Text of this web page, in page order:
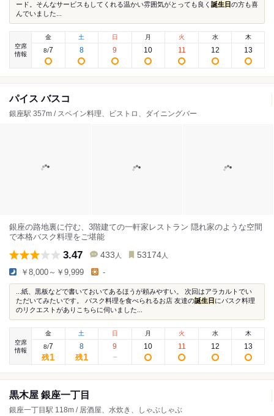
ード。そんなサービスもしてくれる温かい雰囲気がとっても良く 誕生日の方も喜
んでいました...
空席
情報
金
8/7
土
8
日
9
月
10
火
11
水
12
木
13
パイス バスコ
銀座駅 357m / スペイン料理、ビストロ、ダイニングバー
銀座の路地裏に佇む、3階建ての一軒家レストラン 隠れ家のような空間
で本格バスク料理をご堪能
3.47 433 人 53174 人
￥8,000～￥9,999 -
...紙、黒板などで書いておいてあるほうが頼みやすい。 次回はアラカルトでい
ただいてみたいです。 バスク料理を食べられるお店 友達の誕生日 にバスク料理
のリクエストがありこちらに伺いました...
空席
情報
金
8/7
残1
土
8
残1
日
9
月
10
火
11
水
12
木
13
黒木屋 銀座一丁目
銀座一丁目駅 118m / 居酒屋、水炊き、しゃぶしゃぶ